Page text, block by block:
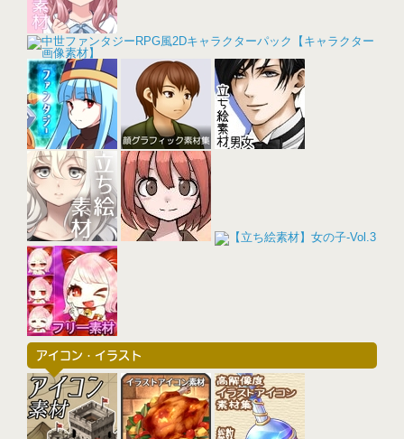
アイコン・イラスト